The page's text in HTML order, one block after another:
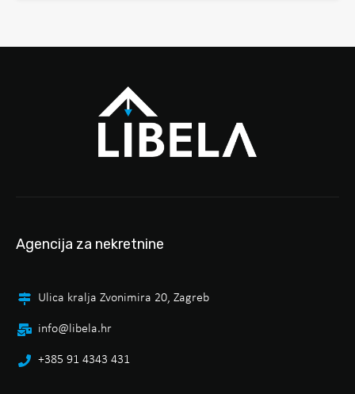
Agencija za nekretnine
Ulica kralja Zvonimira 20, Zagreb
info@libela.hr
+385 91 4343 431